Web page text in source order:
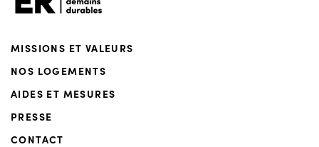
MISSIONS ET VALEURS
NOS LOGEMENTS
AIDES ET MESURES
PRESSE
CONTACT